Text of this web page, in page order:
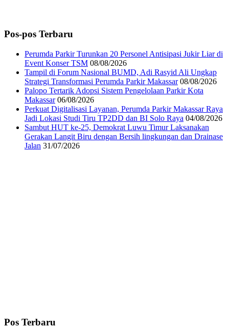
Pos-pos Terbaru
Perumda Parkir Turunkan 20 Personel Antisipasi Jukir Liar di
Event Konser TSM 08/08/2026
Tampil di Forum Nasional BUMD, Adi Rasyid Ali Ungkap
Strategi Transformasi Perumda Parkir Makassar 08/08/2026
Palopo Tertarik Adopsi Sistem Pengelolaan Parkir Kota
Makassar 06/08/2026
Perkuat Digitalisasi Layanan, Perumda Parkir Makassar Raya
Jadi Lokasi Studi Tiru TP2DD dan BI Solo Raya 04/08/2026
Sambut HUT ke-25, Demokrat Luwu Timur Laksanakan
Gerakan Langit Biru dengan Bersih lingkungan dan Drainase
Jalan 31/07/2026
Pos Terbaru